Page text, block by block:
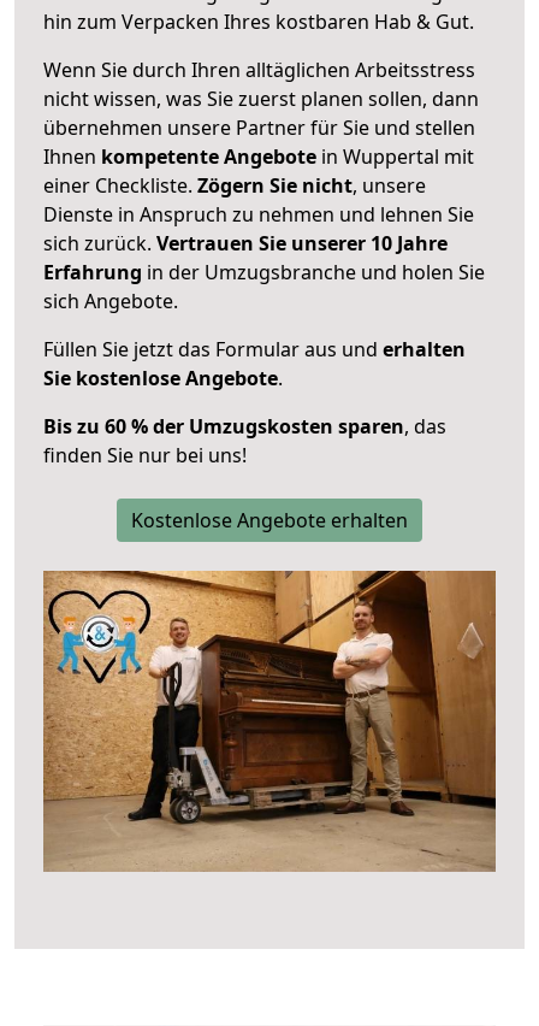
hin zum Verpacken Ihres kostbaren Hab & Gut.
Wenn Sie durch Ihren alltäglichen Arbeitsstress
nicht wissen, was Sie zuerst planen sollen, dann
übernehmen unsere Partner für Sie und stellen
Ihnen kompetente Angebote in Wuppertal mit
einer Checkliste. Zögern Sie nicht, unsere
Dienste in Anspruch zu nehmen und lehnen Sie
sich zurück. Vertrauen Sie unserer 10 Jahre
Erfahrung in der Umzugsbranche und holen Sie
sich Angebote.
Füllen Sie jetzt das Formular aus und erhalten
Sie kostenlose Angebote.
Bis zu 60 % der Umzugskosten sparen, das
finden Sie nur bei uns!
Kostenlose Angebote erhalten